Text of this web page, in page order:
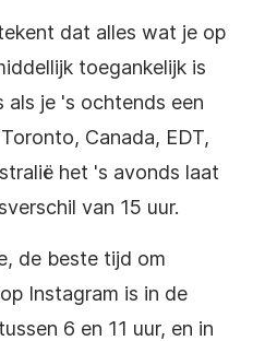
dat alles wat je op
toegankelijk is
als je 's ochtends een
Canada, EDT,
het 's avonds laat
van 15 uur.
de beste tijd om
Instagram is in de
6 en 11 uur, en in